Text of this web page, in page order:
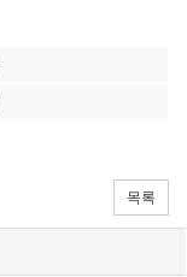
목록